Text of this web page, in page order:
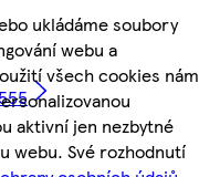
ukládáme soubory
webu a
všech cookies nám
aktivní jen nezbytné
webu. Své rozhodnutí